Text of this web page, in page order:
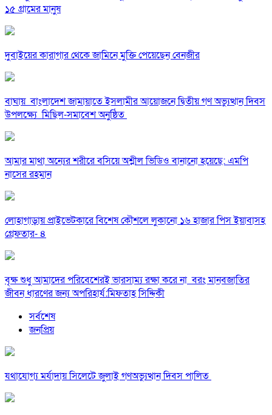
১৫ গ্রামের মানুষ
দুবাইয়ের কারাগার থেকে জামিনে মুক্তি পেয়েছেন বেনজীর
বাঘায় বাংলাদেশ জামায়াতে ইসলামীর আয়োজনে দ্বিতীয় গণ অভ্যুত্থান দিবস
উপলক্ষ্যে মিছিল-সমাবেশ অনুষ্ঠিত
আমার মাথা অন্যের শরীরে বসিয়ে অশ্লীল ভিডিও বানানো হয়েছে: এমপি
নাসের রহমান
লোহাগাড়ায় প্রাইভেটকারে বিশেষ কৌশলে লুকানো ১৬ হাজার পিস ইয়াবাসহ
গ্রেফতার- ৪
বৃক্ষ শুধু আমাদের পরিবেশেরই ভারসাম্য রক্ষা করে না বরং মানবজাতির
জীবন ধারণের জন্য অপরিহার্য:মিফতাহ সিদ্দিকী
সর্বশেষ
জনপ্রিয়
যথাযোগ্য মর্যাদায় সিলেটে জুলাই গণঅভ্যুত্থান দিবস পালিত